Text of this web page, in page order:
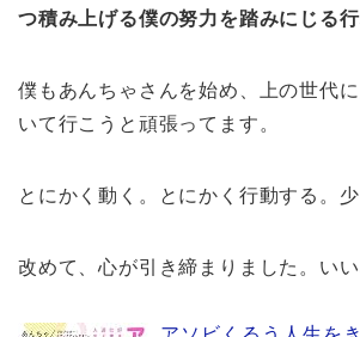
つ積み上げる僕の努力を踏みにじる
僕もあんちゃさんを始め、上の世代
いて行こうと頑張ってます。
とにかく動く。とにかく行動する。少
改めて、心が引き締まりました。いい